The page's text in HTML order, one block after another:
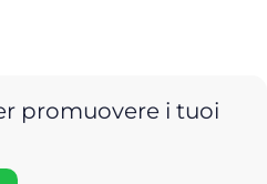
promuovere i tuoi